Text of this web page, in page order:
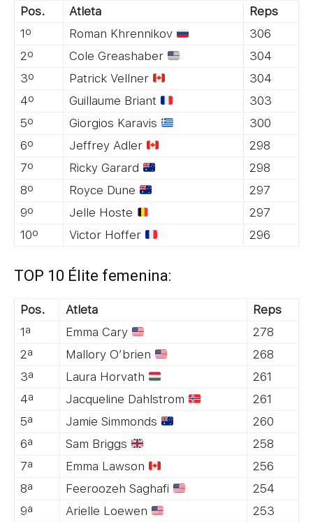
Pos. Atleta
Reps
1º
Roman Khrennikov
306
2º
Cole Greashaber
304
3º
Patrick Vellner
304
4º
Guillaume Briant
303
5º
Giorgios Karavis
300
6º
Jeffrey Adler
298
7º
Ricky Garard
298
8º
Royce Dune
297
9º
Jelle Hoste
297
10º
Victor Hoffer 296
TOP 10 Élite femenina:
Pos. Atleta
Reps
1ª
Emma Cary
278
2ª
Mallory O’brien
268
3ª
Laura Horvath
261
4ª
Jacqueline Dahlstrom
261
5ª
Jamie Simmonds
260
6ª
Sam Briggs
258
7ª
Emma Lawson
256
8ª
Feeroozeh Saghafi
254
9ª
Arielle Loewen
253